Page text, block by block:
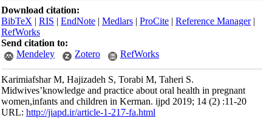
Download citation:
BibTeX|RIS|EndNote|Medlars|ProCite|Reference Manager
RefWorks
Send citation to:
Mendeley
Zotero RefWorks
Karimiafshar M, Hajizadeh S, Torabi M, Taheri S.
Midwives’knowledge and practice about oral health in pregnant
women,infants and children in Kerman. ijpd 2019; 14 (2) :11-20
URL:http://jiapd.ir/article-1-217-fa.html